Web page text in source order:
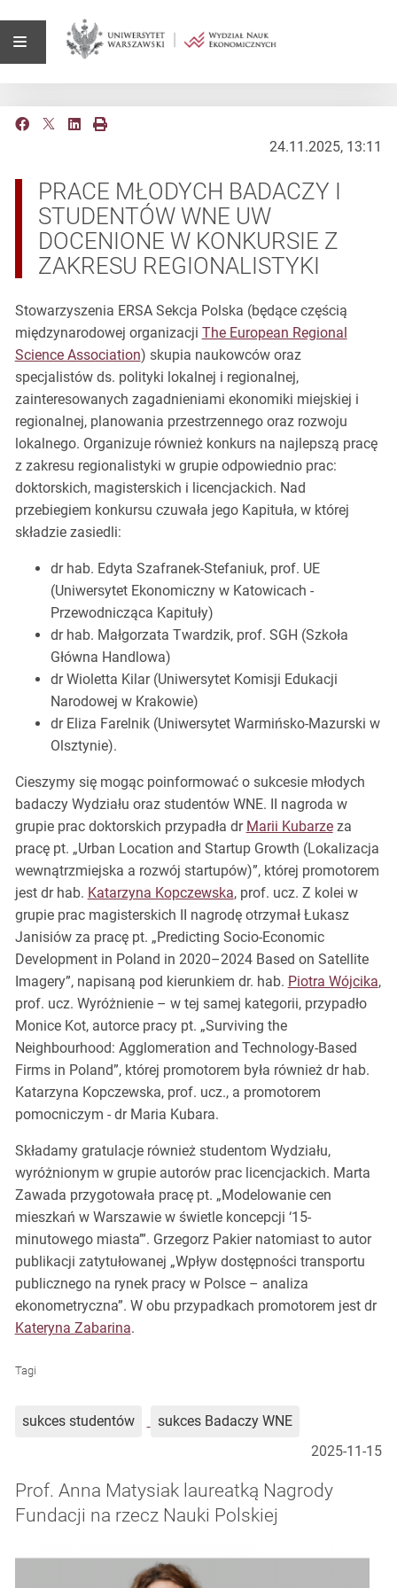
24.11.2025, 13:11
PRACE MŁODYCH BADACZY I
STUDENTÓW WNE UW
DOCENIONE W KONKURSIE Z
ZAKRESU REGIONALISTYKI
Stowarzyszenia ERSA Sekcja Polska (będące częścią
międzynarodowej organizacji The European Regional
Science Association) skupia naukowców oraz
specjalistów ds. polityki lokalnej i regionalnej,
zainteresowanych zagadnieniami ekonomiki miejskiej i
regionalnej, planowania przestrzennego oraz rozwoju
lokalnego. Organizuje również konkurs na najlepszą pracę
z zakresu regionalistyki w grupie odpowiednio prac:
doktorskich, magisterskich i licencjackich. Nad
przebiegiem konkursu czuwała jego Kapituła, w której
składzie zasiedli:
dr hab. Edyta Szafranek-Stefaniuk, prof. UE
(Uniwersytet Ekonomiczny w Katowicach -
Przewodnicząca Kapituły)
dr hab. Małgorzata Twardzik, prof. SGH (Szkoła
Główna Handlowa)
dr Wioletta Kilar (Uniwersytet Komisji Edukacji
Narodowej w Krakowie)
dr Eliza Farelnik (Uniwersytet Warmińsko-Mazurski w
Olsztynie).
Cieszymy się mogąc poinformować o sukcesie młodych
badaczy Wydziału oraz studentów WNE. II nagroda w
grupie prac doktorskich przypadła dr Marii Kubarzeza
pracę pt. „Urban Location and Startup Growth (Lokalizacja
wewnątrzmiejska a rozwój startupów)”, której promotorem
jest dr hab. Katarzyna Kopczewska, prof. ucz. Z kolei w
grupie prac magisterskich II nagrodę otrzymał Łukasz
Janisiów za pracę pt. „Predicting Socio-Economic
Development in Poland in 2020–2024 Based on Satellite
Imagery”, napisaną pod kierunkiem dr. hab. Piotra Wójcika,
prof. ucz. Wyróżnienie – w tej samej kategorii, przypadło
Monice Kot, autorce pracy pt. „Surviving the
Neighbourhood: Agglomeration and Technology-Based
Firms in Poland”, której promotorem była również dr hab.
Katarzyna Kopczewska, prof. ucz., a promotorem
pomocniczym - dr Maria Kubara.
Składamy gratulacje również studentom Wydziału,
wyróżnionym w grupie autorów prac licencjackich. Marta
Zawada przygotowała pracę pt. „Modelowanie cen
mieszkań w Warszawie w świetle koncepcji ‘15-
minutowego miasta’”. Grzegorz Pakier natomiast to autor
publikacji zatytułowanej „Wpływ dostępności transportu
publicznego na rynek pracy w Polsce – analiza
ekonometryczna”. W obu przypadkach promotorem jest dr
Kateryna Zabarina.
Tagi
sukces studentów
sukces Badaczy WNE
2025-11-15
Prof. Anna Matysiak laureatką Nagrody
Fundacji na rzecz Nauki Polskiej